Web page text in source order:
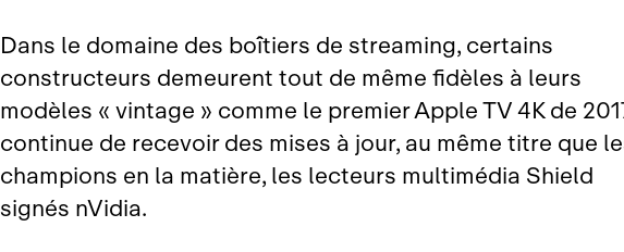
Dans le domaine des boîtiers de streaming, certains
constructeurs demeurent tout de même fidèles à leurs
modèles « vintage » comme le premier Apple TV 4K de
continue de recevoir des mises à jour, au même titre que
champions en la matière, les lecteurs multimédia Shield
signés nVidia.